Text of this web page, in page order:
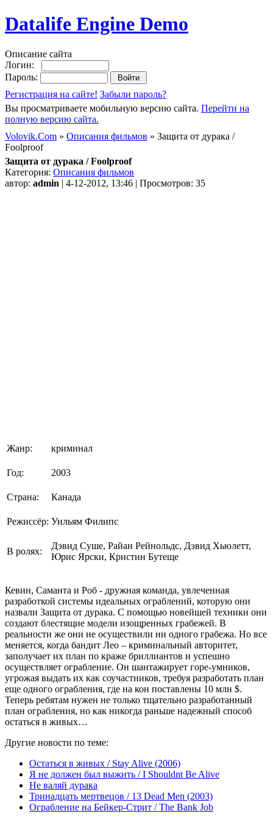
Datalife Engine Demo
Описание сайта
Логин:
Пароль:
Регистрация на сайте! Забыли пароль?
Вы просматриваете мобильную версию сайта. Перейти на
полную версию сайта.
Volovik.Com » Описания фильмов » Защита от дурака /
Foolproof
Защита от дурака / Foolproof
Категория: Описания фильмов
автор: admin | 4-12-2012, 13:46 | Просмотров: 35
Жанр: криминал
Год: 2003
Страна: Канада
Режиссёр: Уильям Филипс
В ролях:
Дэвид Суше, Райан Рейнольдс, Дэвид Хьюлетт,
Юрис Ярски, Кристин Бутеще
Кевин, Саманта и Роб - дружная команда, увлеченная
разработкой системы идеальных ограблений, которую они
назвали Защита от дурака. С помощью новейшей техники они
создают блестящие модели изощренных грабежей. В
реальности же они не осуществили ни одного грабежа. Но все
меняется, когда бандит Лео – криминальный авторитет,
заполучает их план по краже бриллиантов и успешно
осуществляет ограбление. Он шантажирует горе-умников,
угрожая выдать их как соучастников, требуя разработать план
еще одного ограбления, где на кон поставлены 10 млн $.
Теперь ребятам нужен не только тщательно разработанный
план ограбления, но как никогда раньше надежный способ
остаться в живых…
Другие новости по теме:
Остаться в живых / Stay Alive (2006)
Я не должен был выжить / I Shouldnt Be Alive
Не валяй дурака
Тринадцать мертвецов / 13 Dead Men (2003)
Ограбление на Бейкер-Стрит / The Bank Job